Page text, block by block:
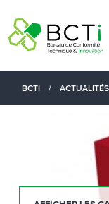
BCTI / ACTUALITÉS